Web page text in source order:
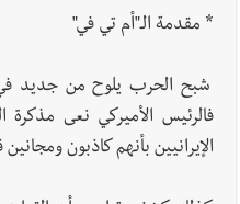
* مقدمة الـ"أم تي في"
شبح الحرب يلوح من جديد في
فالرئيس الأميركي نعى مذكرة
الإيرانيين بأنهم كاذبون ومجانين